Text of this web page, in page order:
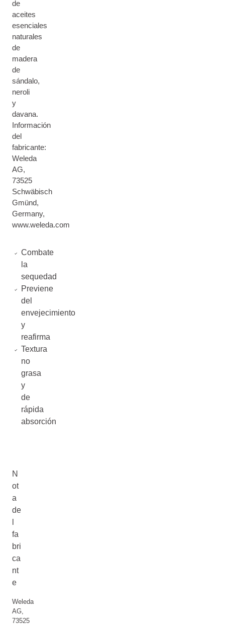
de
aceites
esenciales
naturales
de
madera
de
sándalo,
neroli
y
davana.
Información
del
fabricante:
Weleda
AG,
73525
Schwäbisch
Gmünd,
Germany,
www.weleda.com
Combate
la
sequedad
Previene
del
envejecimiento
y
reafirma
Textura
no
grasa
y
de
rápida
absorción
N
ot
a
de
fa
bri
ca
nt
e
Weleda
AG,
73525